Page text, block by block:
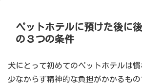
ペットホテルに預けた後に
の３つの条件
犬にとって初めてのペットホテルは慣
少なからず精神的な負担がかかるも